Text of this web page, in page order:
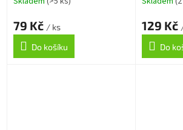
79 Kč / ks
Do košíku
129 Kč
Do